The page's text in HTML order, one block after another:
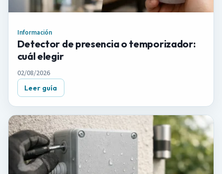
Información
Detector de presencia o temporizador:
cuál elegir
02/08/2026
Leer guía